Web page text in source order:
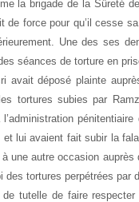
la brigade de la Sûreté
de force pour qu’il cesse
Une des ses
séances de torture en
avait déposé plainte
tortures subies par
l’administration
lui avaient fait subir la
une autre occasion
des tortures perpétrées par
de tutelle de faire